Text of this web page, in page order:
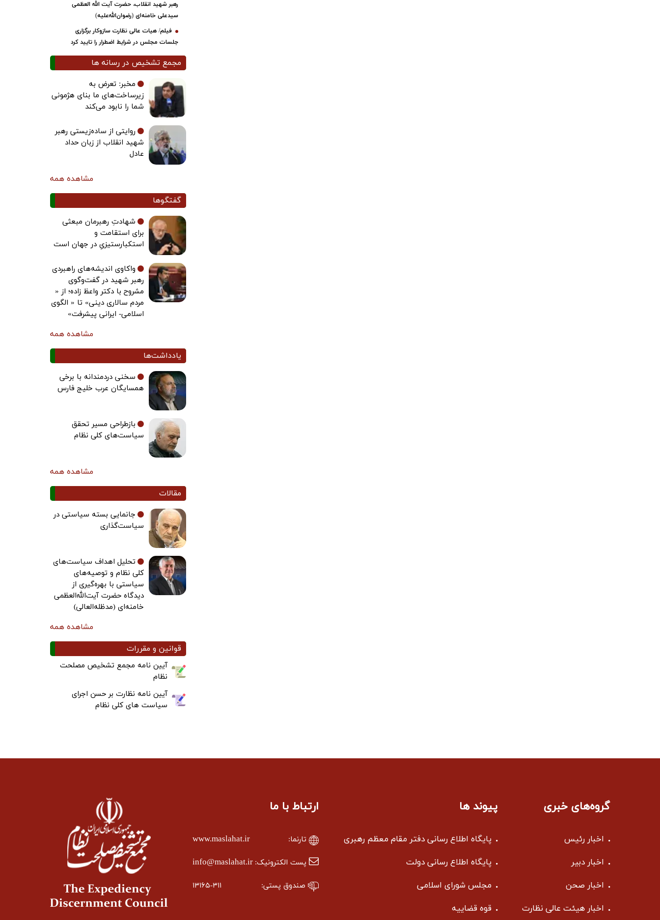
رهبر شهید انقلاب، حضرت آیت‌ الله العظمی
سیدعلی خامنه‌ای (رضوان‌الله‌علیه)
فیلم/ هیات عالی نظارت سازوکار برگزاری
جلسات مجلس در شرایط اضطرار را تایید کرد
مجمع تشخیص در رسانه ها
مخبر: تعرض به
زیرساخت‌های ما بنای هژمونی
شما را نابود می‌کند
روایتی از ساده‌زیستی رهبر
شهید انقلاب از زبان حداد
عادل
مشاهده همه
گفتگوها
شهادتِ رهبرمان مبعثی
برای استقامت و
استکبارستیزیِ در جهان است
واکاوی اندیشه‌های راهبردی
رهبر شهید در گفت‌وگوی
مشروح با دکتر واعظ زاده؛ از «
مردم سالاری دینی» تا « الگوی
اسلامی- ایرانی پیشرفت»
مشاهده همه
یادداشت‌ها
سخنی دردمندانه با برخی
همسایگان عرب خلیج فارس
بازطراحی مسیر تحقق
سیاست‌های کلی نظام
مشاهده همه
مقالات
جانمایی بسته سیاستی در
سیاست‌گذاری
تحلیل اهداف سیاست‌های
کلی نظام و توصیه‌های
سیاستی با بهره‌گیری از
دیدگاه حضرت آیت‌الله‌العظمی
خامنه‌ای (مدظله‌العالی)
مشاهده همه
قوانین و مقررات
آیین نامه مجمع تشخیص مصلحت
نظام
آیین نامه نظارت بر حسن اجرای
سیاست های کلی نظام
گروه‌های خبری
اخبار رئیس
اخبار دبیر
اخبار صحن
اخبار هیئت عالی نظارت
پیوند ها
پایگاه اطلاع رسانی دفتر مقام معظم رهبری
پایگاه اطلاع رسانی دولت
مجلس شورای اسلامی
قوه قضاییه
ارتباط با ما
تارنما: www.maslahat.ir
پست الکترونیک: info@maslahat.ir
صندوق پستی: ۱۳۱۶۵-۳۱۱